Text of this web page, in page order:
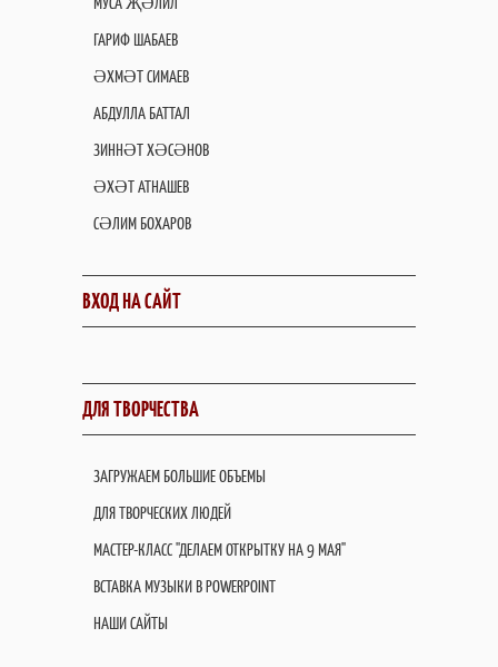
ГАРИФ ШАБАЕВ
ӘХМӘТ СИМАЕВ
АБДУЛЛА БАТТАЛ
ЗИННӘТ ХӘСӘНОВ
ӘХӘТ АТНАШЕВ
СӘЛИМ БОХАРОВ
ВХОД НА САЙТ
ДЛЯ ТВОРЧЕСТВА
ЗАГРУЖАЕМ БОЛЬШИЕ ОБЪЕМЫ
ДЛЯ ТВОРЧЕСКИХ ЛЮДЕЙ
МАСТЕР-КЛАСС "ДЕЛАЕМ ОТКРЫТКУ НА 9 МАЯ"
ВСТАВКА МУЗЫКИ В POWERPOINT
НАШИ САЙТЫ